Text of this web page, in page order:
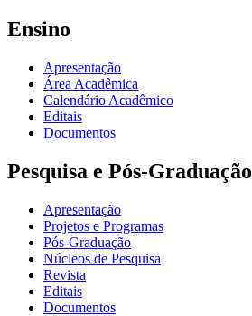
Ensino
Apresentação
Área Acadêmica
Calendário Acadêmico
Editais
Documentos
Pesquisa e Pós-Graduação
Apresentação
Projetos e Programas
Pós-Graduação
Núcleos de Pesquisa
Revista
Editais
Documentos